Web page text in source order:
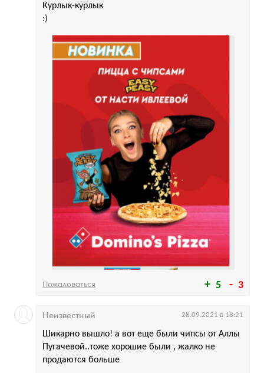
5 3
Курлык-курлык
:)
Пожаловаться
Шикарно вышло! а вот еще были чипсы от Аллы
Пугачевой..тоже хорошие были , жалко не
продаются больше
Неизвестный 28.09.2021 в 18:21